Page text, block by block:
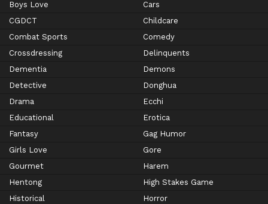
Boys Love
Cars
CGDCT
Childcare
Combat Sports
Comedy
Crossdressing
Delinquents
Dementia
Demons
Detective
Donghua
Drama
Ecchi
Educational
Erotica
Fantasy
Gag Humor
Girls Love
Gore
Gourmet
Harem
Hentong
High Stakes Game
Historical
Horror